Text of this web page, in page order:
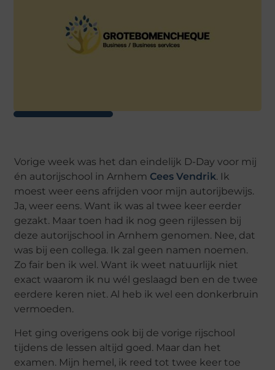
Vorige week was het dan eindelijk D-Day voor mij
én autorijschool in Arnhem Cees Vendrik. Ik
moest weer eens afrijden voor mijn autorijbewijs.
Ja, weer eens. Want ik was al twee keer eerder
gezakt. Maar toen had ik nog geen rijlessen bij
deze autorijschool in Arnhem genomen. Nee, dat
was bij een collega. Ik zal geen namen noemen.
Zo fair ben ik wel. Want ik weet natuurlijk niet
exact waarom ik nu wél geslaagd ben en de twee
eerdere keren niet. Al heb ik wel een donkerbruin
vermoeden.
Het ging overigens ook bij de vorige rijschool
tijdens de lessen altijd goed. Maar dan het
examen. Mijn hemel, ik reed tot twee keer toe